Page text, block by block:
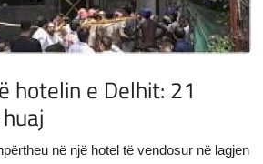
hotelin e Delhit: 21
në një hotel të vendosur në lagjen